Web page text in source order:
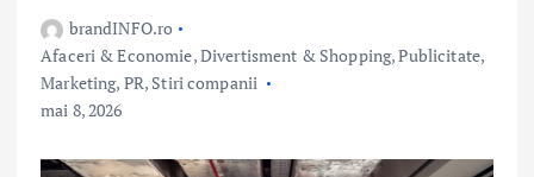
brandINFO.ro
Afaceri & Economie,Divertisment & Shopping,Publicitate,
Marketing, PR, Stiri companii
mai 8, 2026